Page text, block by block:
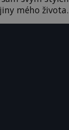
mého života.